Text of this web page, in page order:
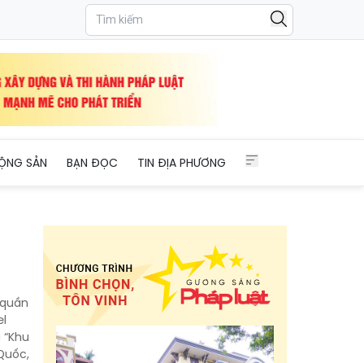
SẢN BẠN ĐỌC TIN ĐỊA PHƯƠNG